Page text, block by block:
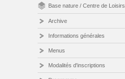
Base nature / Centre de Loisirs
Archive
Informations générales
Menus
Modalités d'inscriptions